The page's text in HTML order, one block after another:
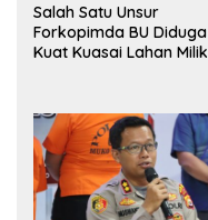
Salah Satu Unsur
Forkopimda BU Diduga
Kuat Kuasai Lahan Milik